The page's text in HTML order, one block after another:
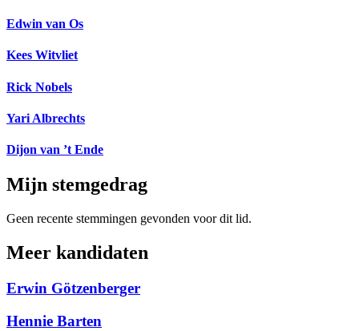
Edwin van Os
Kees Witvliet
Rick Nobels
Yari Albrechts
Dijon van ’t Ende
Mijn stemgedrag
Geen recente stemmingen gevonden voor dit lid.
Meer kandidaten
Erwin Götzenberger
Hennie Barten